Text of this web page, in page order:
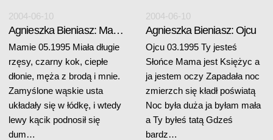
2004-06-10
Agnieszka Bieniasz: Mamie
Mamie 05.1995 Miała długie
rzęsy, czarny kok, ciepłe
dłonie, męża z brodą i mnie.
Zamyślone wąskie usta
układały się w łódkę, i wtedy
lewy kącik podnosił się
dum…
2004-06-10
Agnieszka Bieniasz: Ojcu
Ojcu 03.1995 Ty jesteś
Słońce Mama jest Księżyc a
ja jestem oczy Zapadała noc
zmierzch się kładł poświatą
Noc była duża ja byłam mała
a Ty byłeś tatą Gdześ
bardz…